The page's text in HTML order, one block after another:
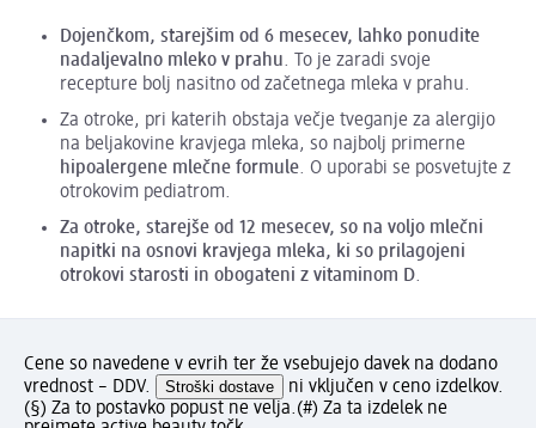
Dojenčkom, starejšim od 6 mesecev, lahko ponudite
nadaljevalno mleko v prahu. To je zaradi svoje
recepture bolj nasitno od začetnega mleka v prahu.
Za otroke, pri katerih obstaja večje tveganje za alergijo
na beljakovine kravjega mleka, so najbolj primerne
hipoalergene mlečne formule. O uporabi se posvetujte z
otrokovim pediatrom.
Za otroke, starejše od 12 mesecev, so na voljo mlečni
napitki na osnovi kravjega mleka, ki so prilagojeni
otrokovi starosti in obogateni z vitaminom D.
Cene so navedene v evrih ter že vsebujejo davek na dodano
vrednost – DDV.
Stroški dostave
ni vključen v ceno izdelkov.
(§) Za to postavko popust ne velja.(#) Za ta izdelek ne